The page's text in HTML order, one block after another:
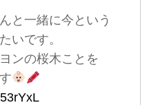
と一緒に今という
いです。
ンの桜木ことを